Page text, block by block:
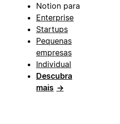
Notion para
Enterprise
Startups
Pequenas
empresas
Individual
Descubra
mais →